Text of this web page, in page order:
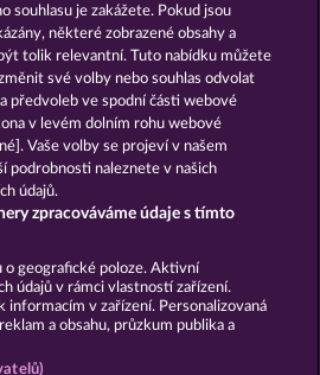
PIGGY KINGS
o ochraně údajů
Časté dotazy
Facebook
o Odstoupení
souhlasu je zakážete. Pokud jsou
některé zobrazené obsahy a
tolik relevantní. Tuto nabídku můžete
své volby nebo souhlas odvolat
předvoleb ve spodní části webové
v levém dolním rohu webové
Vaše volby se projeví v našem
podrobnosti naleznete v našich
údajů.
zpracováváme údaje s tímto
o geografické poloze. Aktivní
údajů v rámci vlastností zařízení.
informacím v zařízení. Personalizovaná
a obsahu, průzkum publika a